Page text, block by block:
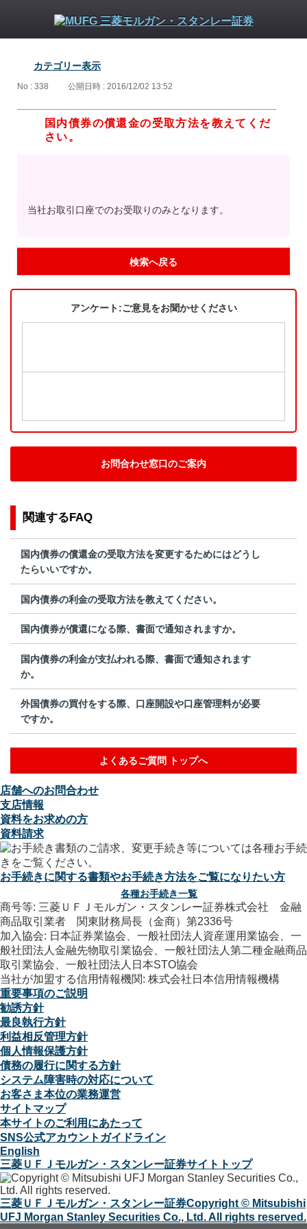
カテゴリー表示
No : 338 公開日時 : 2016/12/02 13:52
国内債券の償還金の受取方法を教えてくだ
さい。
当社お取引口座でのお受取りのみとなります。
検索へ戻る
アンケート:ご意見をお聞かせください
お問合わせ窓口のご案内
関連するFAQ
国内債券の償還金の受取方法を変更するためにはどうし
たらいいですか。
国内債券の利金の受取方法を教えてください。
国内債券が償還になる際、書面で通知されますか。
国内債券の利金が支払われる際、書面で通知されます
か。
外国債券の買付をする際、口座開設や口座管理料が必要
ですか。
よくあるご質問 トップへ
店舗へのお問合わせ
支店情報
資料をお求めの方
資料請求
お手続きに関する書類やお手続き方法をご覧になりたい方
各種お手続き一覧
商号等: 三菱ＵＦＪモルガン・スタンレー証券株式会社 金融
商品取引業者 関東財務局長（金商）第2336号
加入協会: 日本証券業協会、一般社団法人資産運用業協会、一
般社団法人金融先物取引業協会、一般社団法人第二種金融商品
取引業協会、一般社団法人日本STO協会
当社が加盟する信用情報機関: 株式会社日本信用情報機構
重要事項のご説明
勧誘方針
最良執行方針
利益相反管理方針
個人情報保護方針
債務の履行に関する方針
システム障害時の対応について
お客さま本位の業務運営
サイトマップ
本サイトのご利用にあたって
SNS公式アカウントガイドライン
English
三菱ＵＦＪモルガン・スタンレー証券サイトトップ
三菱ＵＦＪモルガン・スタンレー証券Copyright © Mitsubishi
UFJ Morgan Stanley Securities Co., Ltd. All rights reserved.